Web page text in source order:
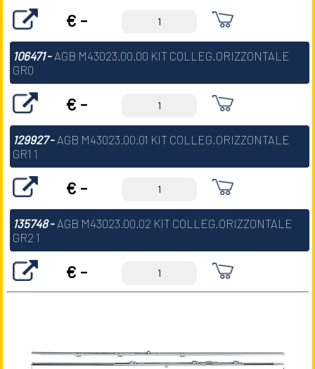
€ -
106471- AGB M43023.00.00 KIT COLLEG.ORIZZONTALE
GR0
€ -
129927- AGB M43023.00.01 KIT COLLEG.ORIZZONTALE
GR1 1
€ -
135748- AGB M43023.00.02 KIT COLLEG.ORIZZONTALE
GR2 1
€ -